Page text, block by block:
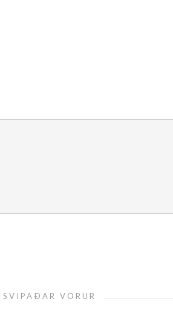
SVIPAÐAR VÖRUR